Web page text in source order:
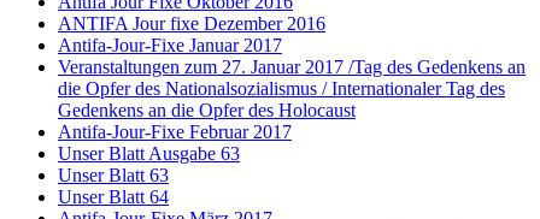
ANTIFA Jour fixe Dezember 2016
Antifa-Jour-Fixe Januar 2017
Veranstaltungen zum 27. Januar 2017 /Tag des Gedenkens an
die Opfer des Nationalsozialismus / Internationaler Tag des
Gedenkens an die Opfer des Holocaust
Antifa-Jour-Fixe Februar 2017
Unser Blatt Ausgabe 63
Unser Blatt 63
Unser Blatt 64